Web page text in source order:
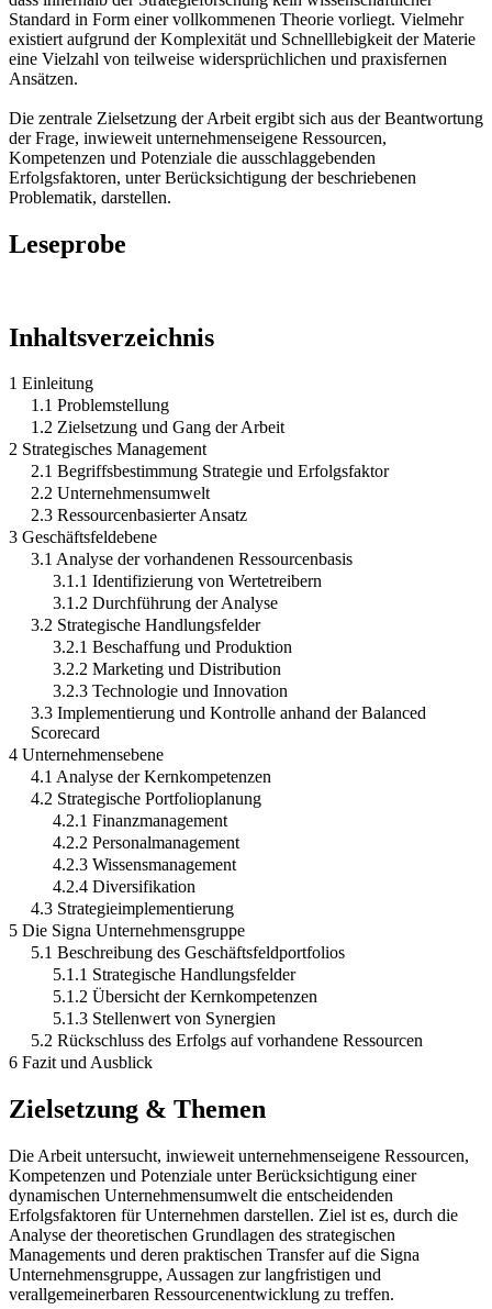
Standard in Form einer vollkommenen Theorie vorliegt. Vielmehr
existiert aufgrund der Komplexität und Schnelllebigkeit der Materie
eine Vielzahl von teilweise widersprüchlichen und praxisfernen
Ansätzen.
Die zentrale Zielsetzung der Arbeit ergibt sich aus der Beantwortung
der Frage, inwieweit unternehmenseigene Ressourcen,
Kompetenzen und Potenziale die ausschlaggebenden
Erfolgsfaktoren, unter Berücksichtigung der beschriebenen
Problematik, darstellen.
Leseprobe
Inhaltsverzeichnis
1 Einleitung
1.1 Problemstellung
1.2 Zielsetzung und Gang der Arbeit
2 Strategisches Management
2.1 Begriffsbestimmung Strategie und Erfolgsfaktor
2.2 Unternehmensumwelt
2.3 Ressourcenbasierter Ansatz
3 Geschäftsfeldebene
3.1 Analyse der vorhandenen Ressourcenbasis
3.1.1 Identifizierung von Wertetreibern
3.1.2 Durchführung der Analyse
3.2 Strategische Handlungsfelder
3.2.1 Beschaffung und Produktion
3.2.2 Marketing und Distribution
3.2.3 Technologie und Innovation
3.3 Implementierung und Kontrolle anhand der Balanced
Scorecard
4 Unternehmensebene
4.1 Analyse der Kernkompetenzen
4.2 Strategische Portfolioplanung
4.2.1 Finanzmanagement
4.2.2 Personalmanagement
4.2.3 Wissensmanagement
4.2.4 Diversifikation
4.3 Strategieimplementierung
5 Die Signa Unternehmensgruppe
5.1 Beschreibung des Geschäftsfeldportfolios
5.1.1 Strategische Handlungsfelder
5.1.2 Übersicht der Kernkompetenzen
5.1.3 Stellenwert von Synergien
5.2 Rückschluss des Erfolgs auf vorhandene Ressourcen
6 Fazit und Ausblick
Zielsetzung & Themen
Die Arbeit untersucht, inwieweit unternehmenseigene Ressourcen,
Kompetenzen und Potenziale unter Berücksichtigung einer
dynamischen Unternehmensumwelt die entscheidenden
Erfolgsfaktoren für Unternehmen darstellen. Ziel ist es, durch die
Analyse der theoretischen Grundlagen des strategischen
Managements und deren praktischen Transfer auf die Signa
Unternehmensgruppe, Aussagen zur langfristigen und
verallgemeinerbaren Ressourcenentwicklung zu treffen.